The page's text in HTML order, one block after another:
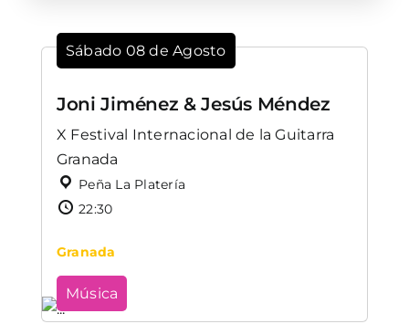
Sábado 08 de Agosto
Joni Jiménez & Jesús Méndez
X Festival Internacional de la Guitarra
Granada
Peña La Platería
22:30
Granada
Música